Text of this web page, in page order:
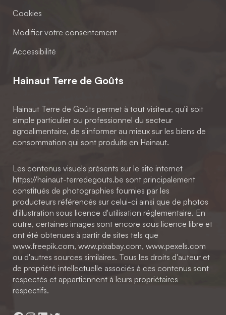
Cookies
Modifier votre consentement
Accessibilité
Hainaut Terre de Goûts
Hainaut Terre de Goûts permet à tout visiteur, qu'il soit
simple particulier ou professionnel du secteur
agroalimentaire, de s'informer au mieux sur les biens de
consommation qui sont produits en Hainaut.
Les contenus visuels présents sur le site internet
https://hainaut-terredegouts.be sont principalement
constitués de photographies fournies par les
producteurs référencés sur celui-ci ainsi que de photos
d'illustration sous licence d'utilisation réglementaire. En
outre, certaines images sont encore sous licence libre et
ont été obtenues à partir de sites tels que
www.freepik.com, www.pixabay.com, www.pexels.com
ou d'autres sources similaires. Tous les droits d'auteur et
de propriété intellectuelle associés à ces contenus sont
respectés et appartiennent à leurs propriétaires
respectifs.